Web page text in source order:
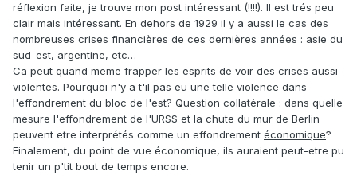
réflexion faite, je trouve mon post intéressant (!!!!). Il est trés peu
clair mais intéressant. En dehors de 1929 il y a aussi le cas des
nombreuses crises financières de ces dernières années : asie du
sud-est, argentine, etc…
Ca peut quand meme frapper les esprits de voir des crises aussi
violentes. Pourquoi n'y a t'il pas eu une telle violence dans
l'effondrement du bloc de l'est? Question collatérale : dans quelle
mesure l'effondrement de l'URSS et la chute du mur de Berlin
peuvent etre interprétés comme un effondrement économique?
Finalement, du point de vue économique, ils auraient peut-etre pu
tenir un p'tit bout de temps encore.